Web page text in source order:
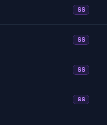
SS
SS
SS
SS